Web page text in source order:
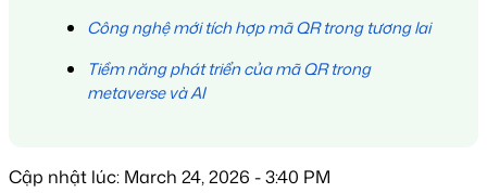
Công nghệ mới tích hợp mã QR trong tương lai
Tiềm năng phát triển của mã QR trong
metaverse và AI
Cập nhật lúc: March 24, 2026 - 3:40 PM